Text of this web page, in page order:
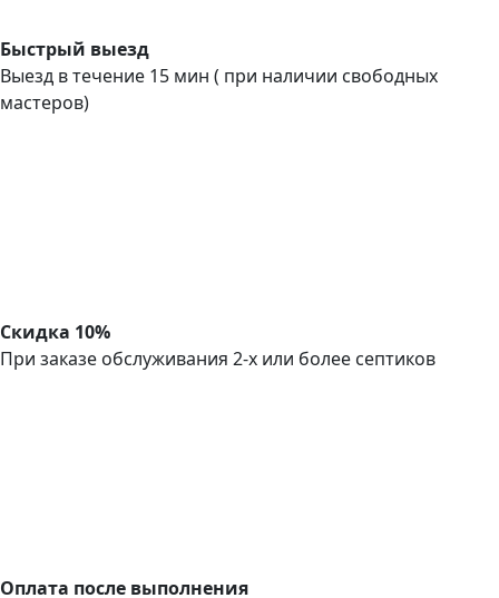
Быстрый выезд
Выезд в течение 15 мин ( при наличии свободных
мастеров)
Скидка 10%
При заказе обслуживания 2-х или более септиков
Оплата после выполнения